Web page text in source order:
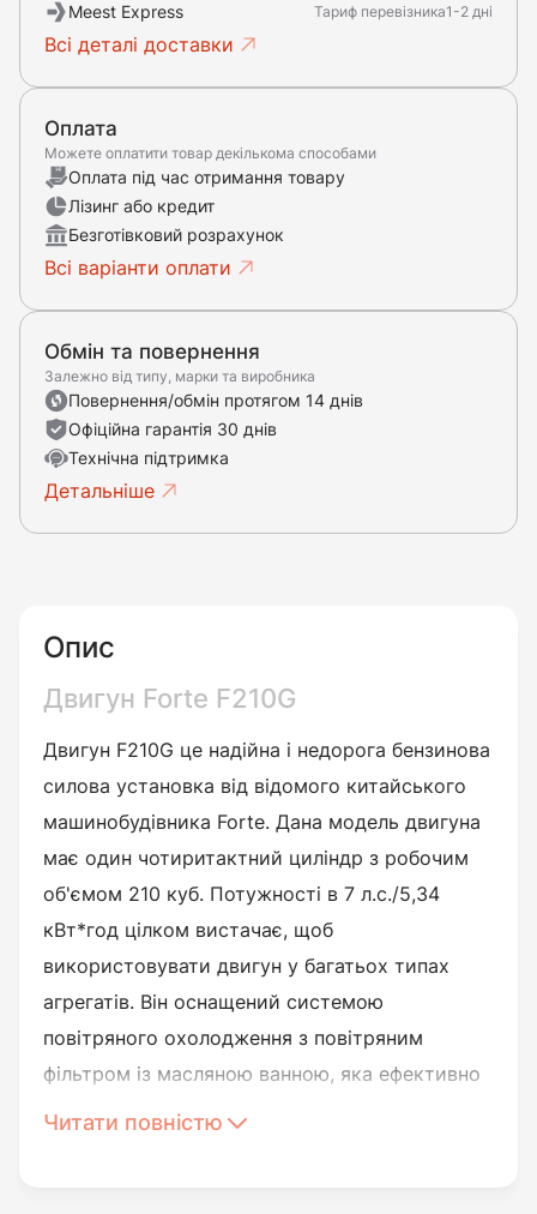
Meest Express Тариф перевізника1-2 дні
Всі деталі доставки
Оплата
Можете оплатити товар декількома способами
Оплата під час отримання товару
Лізинг або кредит
Безготівковий розрахунок
Всі варіанти оплати
Обмін та повернення
Залежно від типу, марки та виробника
Повернення/обмін протягом 14 днів
Офіційна гарантія 30 днів
Технічна підтримка
Детальніше
Опис
Двигун Forte F210G
Двигун F210G це надійна і недорога бензинова
силова установка від відомого китайського
машинобудівника Forte. Дана модель двигуна
має один чотиритактний циліндр з робочим
об'ємом 210 куб. Потужності в 7 л.с./5,34
кВт*год цілком вистачає, щоб
використовувати двигун у багатьох типах
агрегатів. Він оснащений системою
повітряного охолодження з повітряним
фільтром із масляною ванною, яка ефективно
справляється з нагріванням. Процес запуску
Читати повністю